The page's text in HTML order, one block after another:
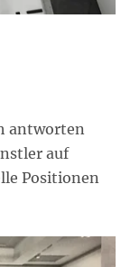
antworten
auf
Positionen